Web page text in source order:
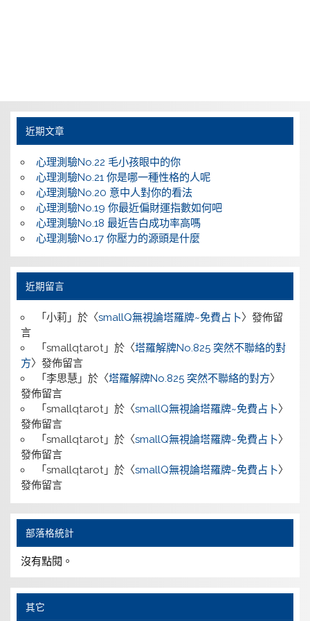
近期文章
心理測驗No.22 毛小孩眼中的你
心理測驗No.21 你是哪一種性格的人呢
心理測驗No.20 意中人對你的看法
心理測驗No.19 你最近偏財運指數如何吧
心理測驗No.18 最近告白成功率高嗎
心理測驗No.17 你壓力的源頭是什麼
近期留言
「 小莉」於〈smallQ無視論塔羅牌~免費占卜〉發佈留
言
「 smallqtarot」於〈塔羅解牌No.825 突然不聯絡的對
方〉發佈留言
「 李思慧」於〈塔羅解牌No.825 突然不聯絡的對方〉
發佈留言
「 smallqtarot」於〈smallQ無視論塔羅牌~免費占卜〉
發佈留言
「 smallqtarot」於〈smallQ無視論塔羅牌~免費占卜〉
發佈留言
「 smallqtarot」於〈smallQ無視論塔羅牌~免費占卜〉
發佈留言
部落格統計
沒有點閱。
其它